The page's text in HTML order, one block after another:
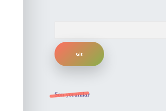
Son yorumlar